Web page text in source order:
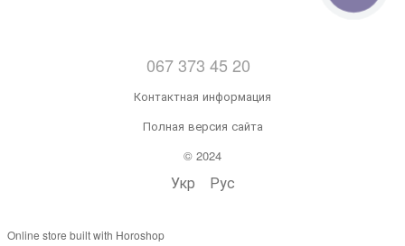
067 373 45 20
Контактная информация
Полная версия сайта
© 2024
Укр Рус
Online store built with Horoshop